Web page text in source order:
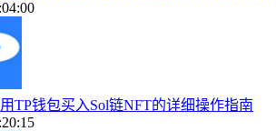
TP钱包买入Sol链NFT的详细操作指南